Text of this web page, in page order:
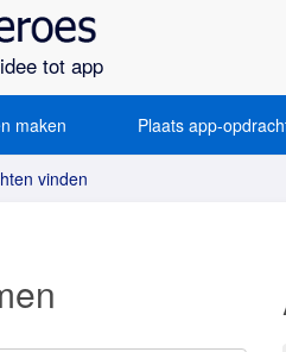
tot app
maken Plaats app-
vinden